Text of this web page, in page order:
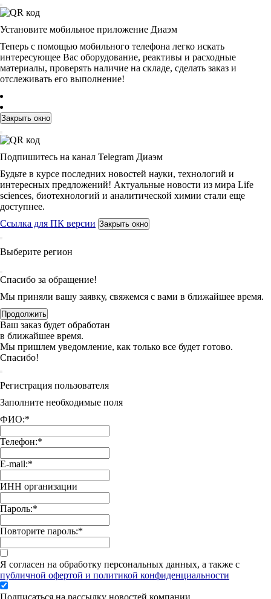
Установите мобильное приложение Диаэм
Теперь с помощью мобильного телефона легко искать
интересующее Вас оборудование, реактивы и расходные
материалы, проверять наличие на складе, сделать заказ и
отслеживать его выполнение!
Закрыть окно
Подпишитесь на канал Telegram Диаэм
Будьте в курсе последних новостей науки, технологий и
интересных предложений! Актуальные новости из мира Life
sciences, биотехнологий и аналитической химии стали еще
доступнее.
Ссылка для ПК версии Закрыть окно
Выберите регион
Спасибо за обращение!
Мы приняли вашу заявку, свяжемся с вами в ближайшее время.
Продолжить
Ваш заказ будет обработан
в ближайшее время.
Мы пришлем уведомление, как только все будет готово.
Спасибо!
Регистрация пользователя
Заполните необходимые поля
ФИО:*
Телефон:*
E-mail:*
ИНН организации
Пароль:*
Повторите пароль:*
Я согласен на обработку персональных данных, а также с
публичной офертой и политикой конфиденциальности
Подписаться на рассылку новостей компании